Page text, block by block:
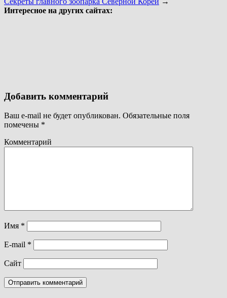
Интересное на других сайтах:
Добавить комментарий
Ваш e-mail не будет опубликован. Обязательные поля
помечены *
Комментарий
Имя *
E-mail *
Сайт